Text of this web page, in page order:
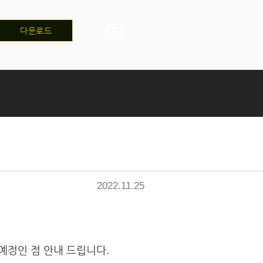
다운로드
2022.11.25
정인 점 안내 드립니다.